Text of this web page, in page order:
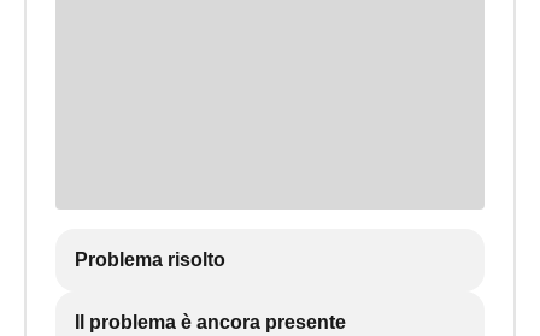
Problema risolto
Il problema è ancora presente